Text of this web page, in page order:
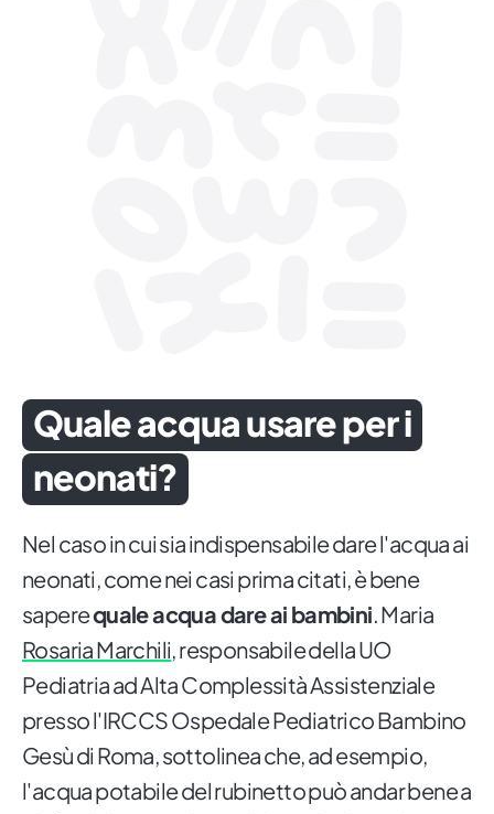
Quale acqua usare per i
neonati?
Nel caso in cui sia indispensabile dare l'acqua ai
neonati, come nei casi prima citati, è bene
saperequale acqua dare ai bambini. Maria
Rosaria Marchili, responsabile della UO
Pediatria ad Alta Complessità Assistenziale
presso l'IRCCS Ospedale Pediatrico Bambino
Gesù di Roma, sottolinea che, ad esempio,
l'acqua potabile del rubinetto può andar bene a